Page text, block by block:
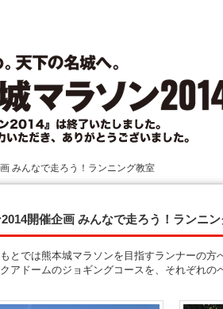
みんなで走ろう！ランニング教室
開催企画 みんなで走ろう！ランニ
とでは熊本城マラソンを目指すランナーの
アドームのジョギングコースを、それぞれの